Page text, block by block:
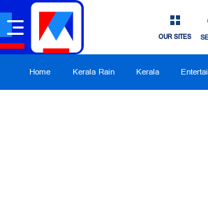
OUR SITES
Home Kerala Rain Kerala